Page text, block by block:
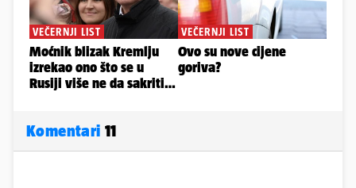
Komentari 11